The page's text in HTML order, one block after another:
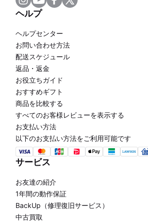
ヘルプ
ヘルプセンター
お問い合わせ方法
配送スケジュール
返品・返金
お役立ちガイド
おすすめギフト
商品を比較する
すべてのお客様レビューを表示する
お支払い方法
以下のお支払い方法をご利用可能です
サービス
お友達の紹介
1年間の動作保証
BackUp（修理復旧サービス）
中古買取